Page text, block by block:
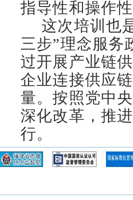
指导性和操作
这次培训也
三步”理念服务
过开展产业链
企业连接供应
量。按照党中
深化改革，推
行。